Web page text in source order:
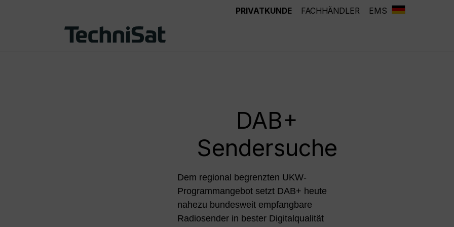
PRIVATKUNDE FACHHÄNDLER EMS
DAB+
Sendersuche
Dem regional begrenzten UKW-
Programmangebot setzt DAB+ heute
nahezu bundesweit empfangbare
Radiosender in bester Digitalqualität